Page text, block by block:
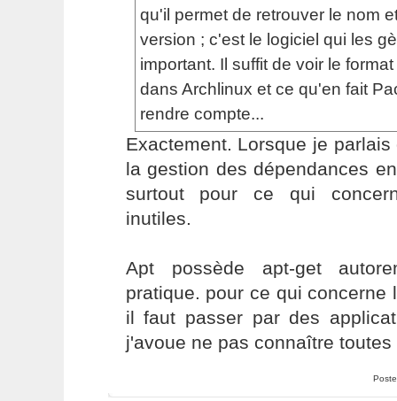
qu'il permet de retrouver le nom
version ; c'est le logiciel qui les
important. Il suffit de voir le
dans Archlinux et ce qu'en fait
rendre compte...
Exactement. Lorsque je
la gestion des dépendances
surtout pour ce qui
inutiles.
Apt possède apt-get
pratique. pour ce qui concerne
il faut passer par des
j'avoue ne pas connaître